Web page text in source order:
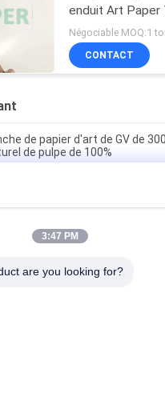
enduit Art Paper
*102cm
CONTACT
de papier d'art de GV de
de pulpe de 100%
le haut papier brillant
de 190gsm 200gsm 250gsm
photographie de 190gsm
3:47 PM
are you looking for?